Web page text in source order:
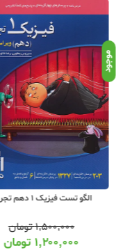
موجود
الگو تست فیزیک 1 دهم تجربی
۱,۵۰۰,۰۰۰تومان
۱,۲۰۰,۰۰۰ تومان